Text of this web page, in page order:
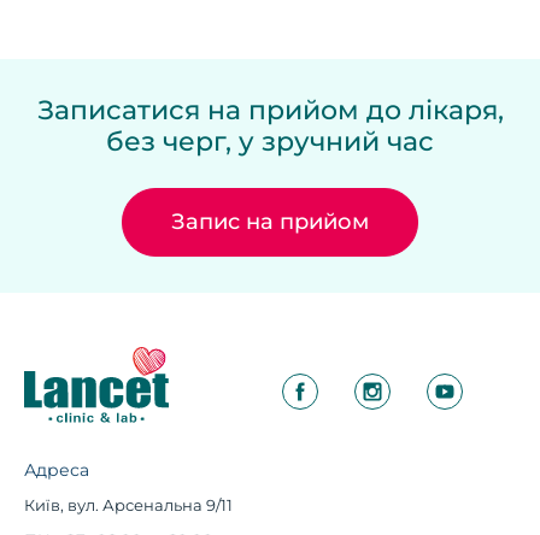
Записатися на прийом до лікаря,
без черг, у зручний час
Запис на прийом
Адреса
Київ, вул. Арсенальна 9/11